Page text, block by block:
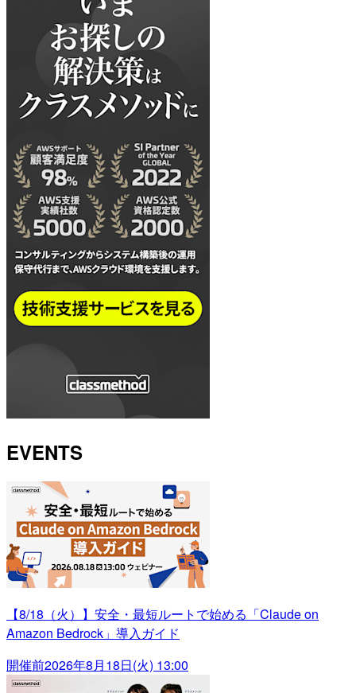
EVENTS
【8/18（火）】安全・最短ルートで始める「Claude on
Amazon Bedrock」導入ガイド
開催前2026年8月18日(火) 13:00